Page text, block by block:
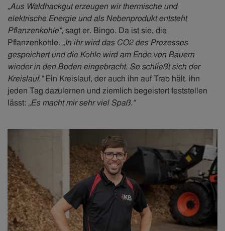
„Aus Waldhackgut erzeugen wir thermische und
elektrische Energie und als Nebenprodukt entsteht
Pflanzenkohle“, sagt er. Bingo. Da ist sie, die
Pflanzenkohle. „In ihr wird das CO2 des Prozesses
gespeichert und die Kohle wird am Ende von Bauern
wieder in den Boden eingebracht. So schließt sich der
Kreislauf.“Ein Kreislauf, der auch ihn auf Trab hält, ihn
jeden Tag dazulernen und ziemlich begeistert feststellen
lässt: „Es macht mir sehr viel Spaß.“